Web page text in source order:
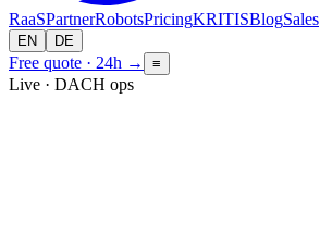
RaaSPartnerRobotsPricingKRITISBlogSales
EN DE
Free quote · 24h → ≡
Live · DACH ops